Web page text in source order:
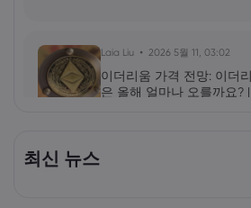
Laia Liu 2026 5월 11, 03:02
이더리움 가격 전망: 이더
은 올해 얼마나 오를까요?
최신 뉴스